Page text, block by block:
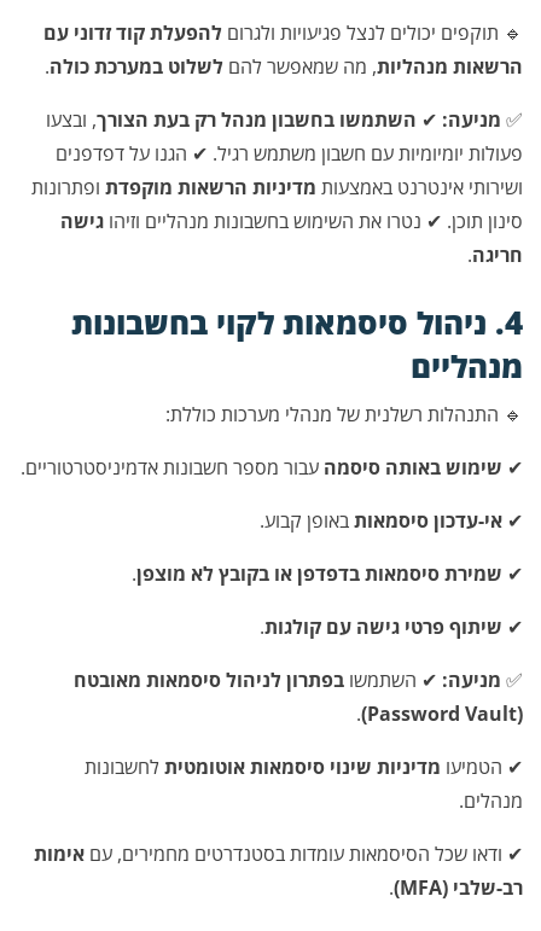
🔹 תוקפים יכולים לנצל פגיעויות ולגרום להפעלת קוד זדוני עם
הרשאות מנהליות, מה שמאפשר להם לשלוט במערכת כולה.
✅ מניעה: ✔ השתמשו בחשבון מנהל רק בעת הצורך, ובצעו
פעולות יומיומיות עם חשבון משתמש רגיל. ✔ הגנו על דפדפנים
ושירותי אינטרנט באמצעות מדיניות הרשאות מוקפדת ופתרונות
סינון תוכן. ✔ נטרו את השימוש בחשבונות מנהליים וזיהו גישה
חריגה.
4. ניהול סיסמאות לקוי בחשבונות
מנהליים
🔹 התנהלות רשלנית של מנהלי מערכות כוללת:
✔ שימוש באותה סיסמה עבור מספר חשבונות אדמיניסטרטוריים.
✔ אי-עדכון סיסמאותבאופן קבוע.
✔ שמירת סיסמאות בדפדפן או בקובץ לא מוצפן.
✔ שיתוף פרטי גישה עם קולגות.
✅ מניעה: ✔ השתמשו בפתרון לניהול סיסמאות מאובטח
(Password Vault)
.
✔ הטמיעו מדיניות שינוי סיסמאות אוטומטיתלחשבונות
מנהלים.
✔ ודאו שכל הסיסמאות עומדות בסטנדרטים מחמירים, עם אימות
רב-שלבי (MFA)
.